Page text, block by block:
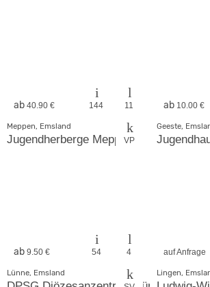
ab 40.90 € 144 11
VP
Meppen, Emsland
Jugendherberge Meppen
ab 10.00 €
Geeste,
ab 9.50 € 54 4
Lünne, Emsland
auf Anfrage
Lingen,